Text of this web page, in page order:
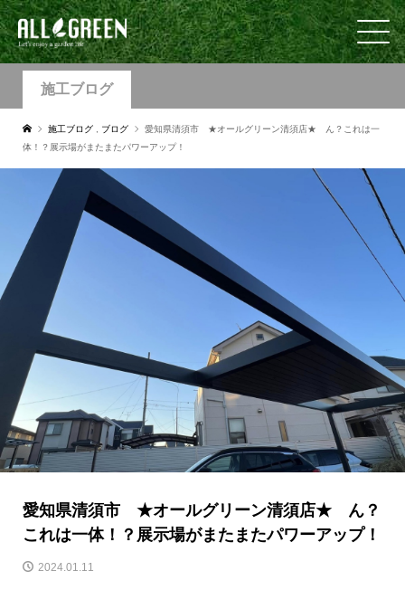
施工ブログ
施工ブログ ブログ
愛知県清須市 ★オールグリーン清須店★ ん？これは一
体！？展示場がまたまたパワーアップ！
愛知県清須市 ★オールグリーン清須店★ ん？
これは一体！？展示場がまたまたパワーアップ！
2024.01.11